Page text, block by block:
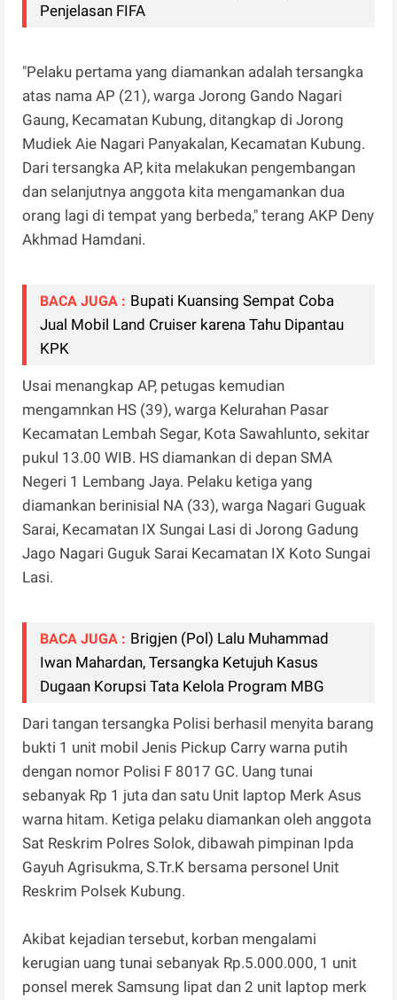
Penjelasan FIFA
"Pelaku pertama yang diamankan adalah tersangka
atas nama AP (21), warga Jorong Gando Nagari
Gaung, Kecamatan Kubung, ditangkap di Jorong
Mudiek Aie Nagari Panyakalan, Kecamatan Kubung.
Dari tersangka AP, kita melakukan pengembangan
dan selanjutnya anggota kita mengamankan dua
orang lagi di tempat yang berbeda," terang AKP Deny
Akhmad Hamdani.
BACA JUGA : Bupati Kuansing Sempat Coba
Jual Mobil Land Cruiser karena Tahu Dipantau
KPK
Usai menangkap AP, petugas kemudian
mengamnkan HS (39), warga Kelurahan Pasar
Kecamatan Lembah Segar, Kota Sawahlunto, sekitar
pukul 13.00 WIB. HS diamankan di depan SMA
Negeri 1 Lembang Jaya. Pelaku ketiga yang
diamankan berinisial NA (33), warga Nagari Guguak
Sarai, Kecamatan IX Sungai Lasi di Jorong Gadung
Jago Nagari Guguk Sarai Kecamatan IX Koto Sungai
Lasi.
BACA JUGA : Brigjen (Pol) Lalu Muhammad
Iwan Mahardan, Tersangka Ketujuh Kasus
Dugaan Korupsi Tata Kelola Program MBG
Dari tangan tersangka Polisi berhasil menyita barang
bukti 1 unit mobil Jenis Pickup Carry warna putih
dengan nomor Polisi F 8017 GC. Uang tunai
sebanyak Rp 1 juta dan satu Unit laptop Merk Asus
warna hitam. Ketiga pelaku diamankan oleh anggota
Sat Reskrim Polres Solok, dibawah pimpinan Ipda
Gayuh Agrisukma, S.Tr.K bersama personel Unit
Reskrim Polsek Kubung.
Akibat kejadian tersebut, korban mengalami
kerugian uang tunai sebanyak Rp.5.000.000, 1 unit
ponsel merek Samsung lipat dan 2 unit laptop merk